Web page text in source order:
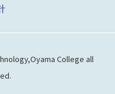
College all